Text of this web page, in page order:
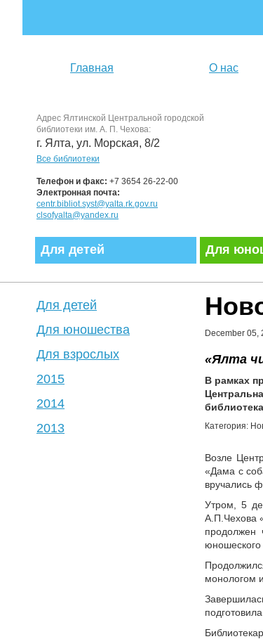
Главная О нас
Адрес Ялтинской Центральной городской
библиотеки им. А. П. Чехова:
г. Ялта, ул. Морская, 8/2
Все библиотеки
Телефон и факс: +7 3654 26-22-00
Электронная почта:
centr.bibliot.syst@yalta.rk.gov.ru
clsofyalta@yandex.ru
Для детей Для
December 05,
«Ялта
В рамках
Категория:
Возле
«Дама с
вручались
Утром, 5
А.П.Чехова
продолжен
юношеского
монологом
Для детей
Для юношества
Для взрослых
2015
2014
2013